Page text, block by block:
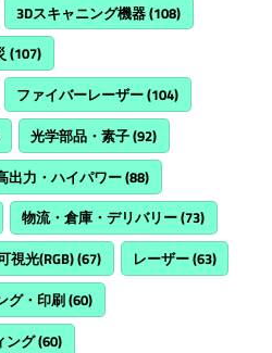
3Dスキャニング機器(108)
(107)
ファイバーレーザー(104)
光学部品・素子(92)
出力・ハイパワー(88)
物流・倉庫・デリバリー(73)
視光(RGB)(67) レーザー(63)
グ・印刷(60)
ング(60)